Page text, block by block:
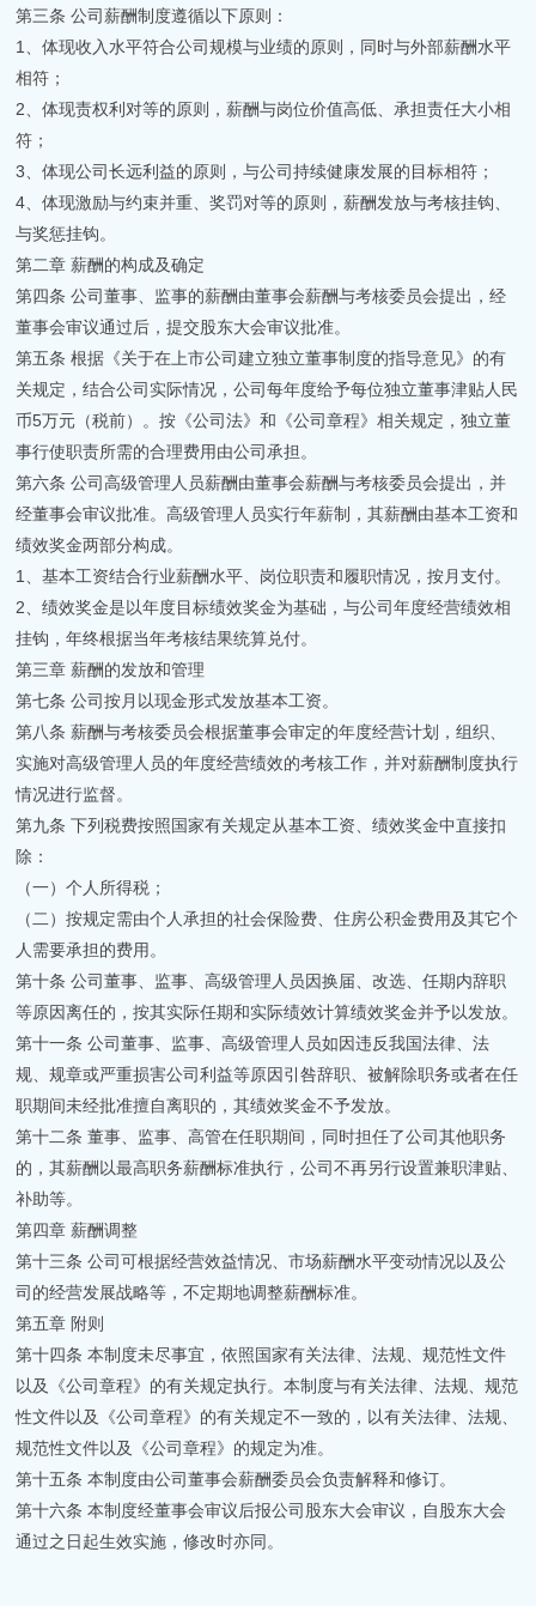
第三条 公司薪酬制度遵循以下原则：
1、体现收入水平符合公司规模与业绩的原则，同时与外部薪酬水平
相符；
2、体现责权利对等的原则，薪酬与岗位价值高低、承担责任大小相
符；
3、体现公司长远利益的原则，与公司持续健康发展的目标相符；
4、体现激励与约束并重、奖罚对等的原则，薪酬发放与考核挂钩、
与奖惩挂钩。
第二章 薪酬的构成及确定
第四条 公司董事、监事的薪酬由董事会薪酬与考核委员会提出，经
董事会审议通过后，提交股东大会审议批准。
第五条 根据《关于在上市公司建立独立董事制度的指导意见》的有
关规定，结合公司实际情况，公司每年度给予每位独立董事津贴人民
币5万元（税前）。按《公司法》和《公司章程》相关规定，独立董
事行使职责所需的合理费用由公司承担。
第六条 公司高级管理人员薪酬由董事会薪酬与考核委员会提出，并
经董事会审议批准。高级管理人员实行年薪制，其薪酬由基本工资和
绩效奖金两部分构成。
1、基本工资结合行业薪酬水平、岗位职责和履职情况，按月支付。
2、绩效奖金是以年度目标绩效奖金为基础，与公司年度经营绩效相
挂钩，年终根据当年考核结果统算兑付。
第三章 薪酬的发放和管理
第七条 公司按月以现金形式发放基本工资。
第八条 薪酬与考核委员会根据董事会审定的年度经营计划，组织、
实施对高级管理人员的年度经营绩效的考核工作，并对薪酬制度执行
情况进行监督。
第九条 下列税费按照国家有关规定从基本工资、绩效奖金中直接扣
除：
（一）个人所得税；
（二）按规定需由个人承担的社会保险费、住房公积金费用及其它个
人需要承担的费用。
第十条 公司董事、监事、高级管理人员因换届、改选、任期内辞职
等原因离任的，按其实际任期和实际绩效计算绩效奖金并予以发放。
第十一条 公司董事、监事、高级管理人员如因违反我国法律、法
规、规章或严重损害公司利益等原因引咎辞职、被解除职务或者在任
职期间未经批准擅自离职的，其绩效奖金不予发放。
第十二条 董事、监事、高管在任职期间，同时担任了公司其他职务
的，其薪酬以最高职务薪酬标准执行，公司不再另行设置兼职津贴、
补助等。
第四章 薪酬调整
第十三条 公司可根据经营效益情况、市场薪酬水平变动情况以及公
司的经营发展战略等，不定期地调整薪酬标准。
第五章 附则
第十四条 本制度未尽事宜，依照国家有关法律、法规、规范性文件
以及《公司章程》的有关规定执行。本制度与有关法律、法规、规范
性文件以及《公司章程》的有关规定不一致的，以有关法律、法规、
规范性文件以及《公司章程》的规定为准。
第十五条 本制度由公司董事会薪酬委员会负责解释和修订。
第十六条 本制度经董事会审议后报公司股东大会审议，自股东大会
通过之日起生效实施，修改时亦同。